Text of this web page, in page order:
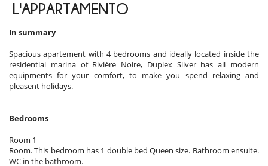
L'APPARTAMENTO
In summary
Spacious apartement with 4 bedrooms and ideally located inside the
residential marina of Rivière Noire, Duplex Silver has all modern
equipments for your comfort, to make you spend relaxing and
pleasent holidays.
Bedrooms
Room 1
Room. This bedroom has 1 double bed Queen size. Bathroom ensuite.
WC in the bathroom.